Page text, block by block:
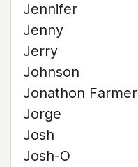
Jennifer
Jenny
Jerry
Johnson
Jonathon Farmer
Jorge
Josh
Josh-O